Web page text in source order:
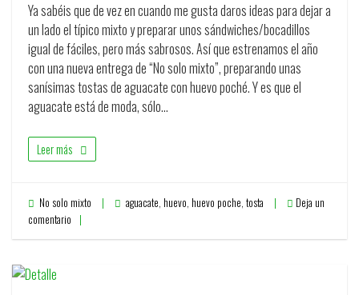
Ya sabéis que de vez en cuando me gusta daros ideas para dejar a
un lado el típico mixto y preparar unos sándwiches/bocadillos
igual de fáciles, pero más sabrosos. Así que estrenamos el año
con una nueva entrega de “No solo mixto”, preparando unas
sanísimas tostas de aguacate con huevo poché. Y es que el
aguacate está de moda, sólo…
Leer más
No solo mixto aguacate, huevo, huevo poche, tosta
Deja un
comentario